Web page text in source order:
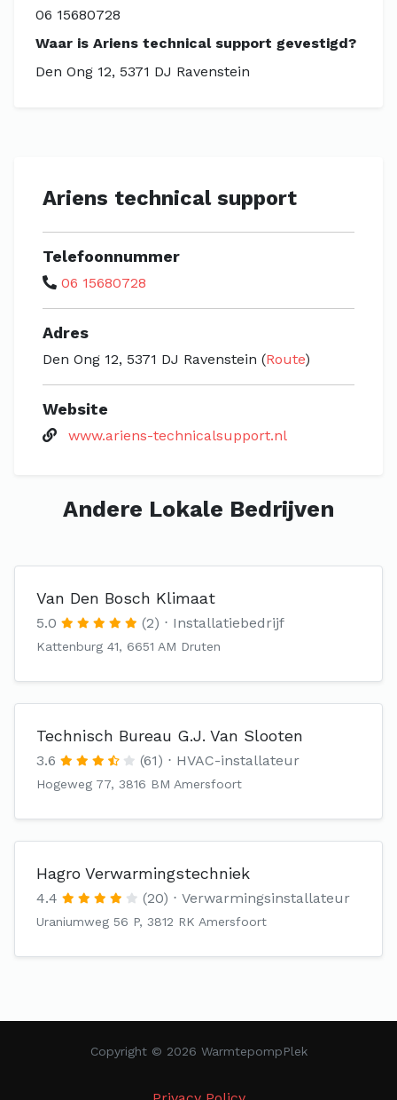
06 15680728
Waar is Ariens technical support gevestigd?
Den Ong 12, 5371 DJ Ravenstein
Ariens technical support
Telefoonnummer
06 15680728
Adres
Den Ong 12, 5371 DJ Ravenstein (Route)
Website
www.ariens-technicalsupport.nl
Andere Lokale Bedrijven
Van Den Bosch Klimaat
5.0 (2) Installatiebedrijf
Kattenburg 41, 6651 AM Druten
Technisch Bureau G.J. Van Slooten
3.6 (61) HVAC-installateur
Hogeweg 77, 3816 BM Amersfoort
Hagro Verwarmingstechniek
4.4 (20) Verwarmingsinstallateur
Uraniumweg 56 P, 3812 RK Amersfoort
Copyright © 2026 WarmtepompPlek